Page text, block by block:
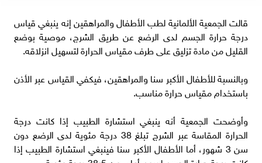
قالت الجمعية الألمانية لطب الأطفال والمراهقين إنه ينبغي قياس
درجة حرارة الجسم لدى الرضع عن طريق الشرج، موصية بوضع
القليل من مادة تزليق على طرف مقياس الحرارة لتسهيل انزلاقه.
وبالنسبة للأطفال الأكبر سنا والمراهقين، فيكفي القياس عبر الأذن
باستخدام مقياس حرارة مناسب.
وأوضحت الجمعية أنه ينبغي استشارة الطبيب إذا كانت درجة
الحرارة المقاسة عبر الشرج تبلغ 38 درجة مئوية لدى الرضع دون
سن 3 شهور، أما الأطفال الأكبر سنا فينبغي استشارة الطبيب إذا